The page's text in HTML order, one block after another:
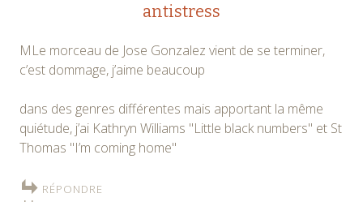
antistress
MLe morceau de Jose Gonzalez vient de se terminer,
c’est dommage, j’aime beaucoup
dans des genres différentes mais apportant la même
quiétude, j’ai Kathryn Williams "Little black numbers" et St
Thomas "I’m coming home"
RÉPONDRE